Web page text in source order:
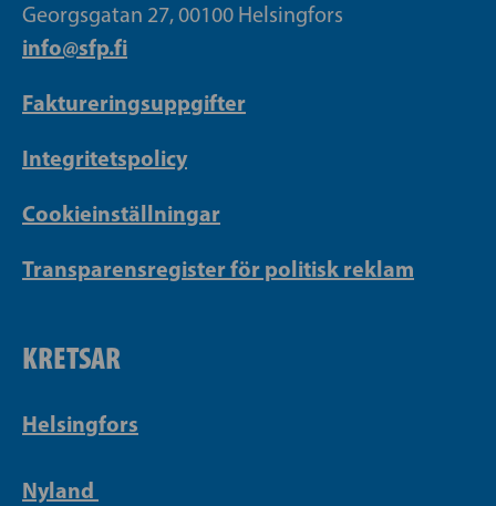
Georgsgatan 27, 00100 Helsingfors
info@sfp.fi
Faktureringsuppgifter
Integritetspolicy
Cookieinställningar
Transparensregister för politisk reklam
KRETSAR
Helsingfors
Nyland